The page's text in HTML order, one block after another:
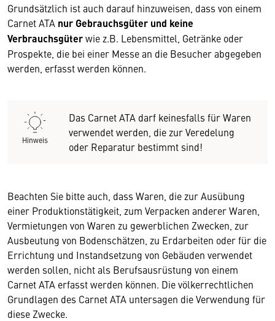
Grundsätzlich ist auch darauf hinzuweisen, dass von einem
Carnet ATA nur Gebrauchsgüter und keine
Verbrauchsgüterwie z.B. Lebensmittel, Getränke oder
Prospekte, die bei einer Messe an die Besucher abgegeben
werden, erfasst werden können.
Hinweis
Das Carnet ATA darf keinesfalls für Waren
verwendet werden, die zur Veredelung
oder Reparatur bestimmt sind!
Beachten Sie bitte auch, dass Waren, die zur Ausübung
einer Produktionstätigkeit, zum Verpacken anderer Waren,
Vermietungen von Waren zu gewerblichen Zwecken, zur
Ausbeutung von Bodenschätzen, zu Erdarbeiten oder für die
Errichtung und Instandsetzung von Gebäuden verwendet
werden sollen, nicht als Berufsausrüstung von einem
Carnet ATA erfasst werden können. Die völkerrechtlichen
Grundlagen des Carnet ATA untersagen die Verwendung für
diese Zwecke.